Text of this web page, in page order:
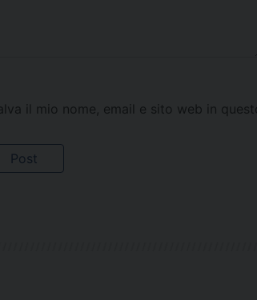
il mio nome, email e sito web in